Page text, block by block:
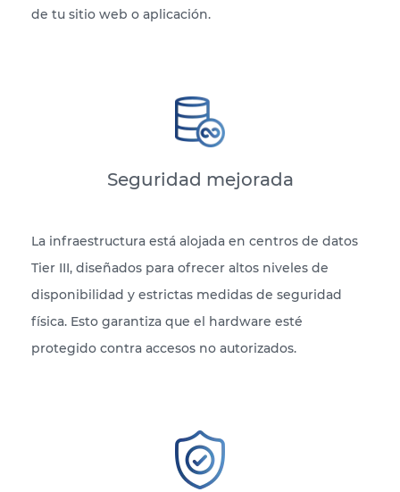
de tu sitio web o aplicación.
Seguridad mejorada
La infraestructura está alojada en centros de datos
Tier III, diseñados para ofrecer altos niveles de
disponibilidad y estrictas medidas de seguridad
física. Esto garantiza que el hardware esté
protegido contra accesos no autorizados.